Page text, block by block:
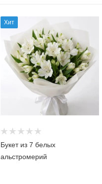
Хит
Букет из 7 белых
альстромерий